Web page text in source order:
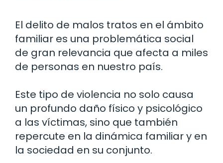
El delito de malos tratos en el ámbito
familiar es una problemática social
de gran relevancia que afecta a miles
de personas en nuestro país.
Este tipo de violencia no solo causa
un profundo daño físico y psicológico
a las víctimas, sino que también
repercute en la dinámica familiar y en
la sociedad en su conjunto.